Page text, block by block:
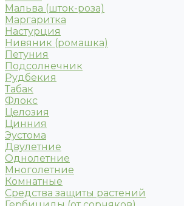
Мальва (шток-роза)
Маргаритка
Настурция
Нивяник (ромашка)
Петуния
Подсолнечник
Рудбекия
Табак
Флокс
Целозия
Цинния
Эустома
Двулетние
Однолетние
Многолетние
Комнатные
Средства защиты растений